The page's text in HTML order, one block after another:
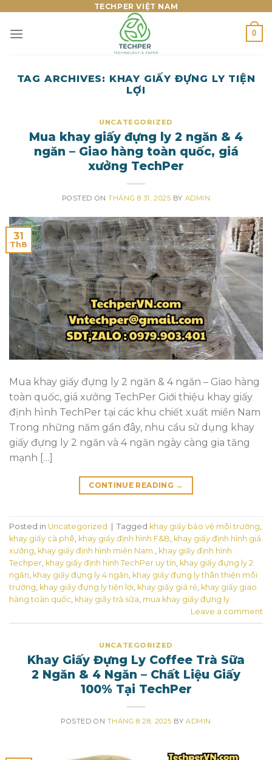
content
TECHPER VIỆT NAM
0
TAG ARCHIVES: KHAY GIẤY ĐỰNG LY TIỆN
LỢI
UNCATEGORIZED
Mua khay giấy đựng ly 2 ngăn & 4
ngăn – Giao hàng toàn quốc, giá
xưởng TechPer
POSTED ONTHÁNG 8 31, 2025 BY ADMIN
31
Th8
Mua khay giấy đựng ly 2 ngăn & 4 ngăn – Giao hàng
toàn quốc, giá xưởng TechPer Giới thiệu khay giấy
định hình TechPer tại các khu chiết xuất miền Nam
Trong những năm gần đây, nhu cầu sử dụng khay
giấy đựng ly 2 ngăn và 4 ngăn ngày càng gia tăng
mạnh […]
CONTINUE READING →
Posted in Uncategorized Tagged khay giấy bảo vệ môi trường,
khay giấy cà phê, khay giấy định hình F&B, khay giấy định hình giá
xưởng, khay giấy định hình miền Nam., khay giấy định hình
Techper, khay giấy định hình TechPer uy tín, khay giấy đựng ly 2
ngăn, khay giấy đựng ly 4 ngăn, khay giấy đựng ly thân thiện môi
trường, khay giấy đựng ly tiện lợi, khay giấy giá rẻ, khay giấy giao
hàng toàn quốc, khay giấy trà sữa, mua khay giấy đựng ly
Leave a comment
UNCATEGORIZED
Khay Giấy Đựng Ly Coffee Trà Sữa
2 Ngăn & 4 Ngăn – Chất Liệu Giấy
100% Tại TechPer
POSTED ON THÁNG 8 28, 2025 BY ADMIN